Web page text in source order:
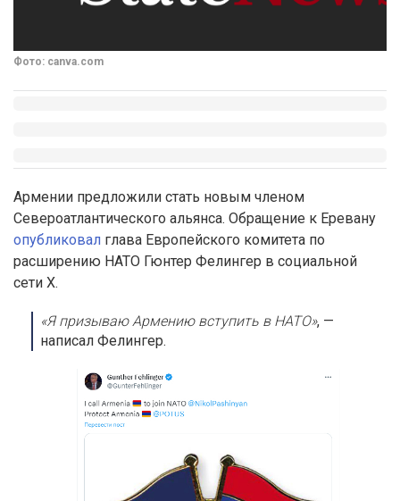
Фото: canva.com
Армении предложили стать новым членом
Североатлантического альянса. Обращение к Еревану
опубликовал глава Европейского комитета по
расширению НАТО Гюнтер Фелингер в социальной
сети X.
«Я призываю Армению вступить в НАТО», —
написал Фелингер.